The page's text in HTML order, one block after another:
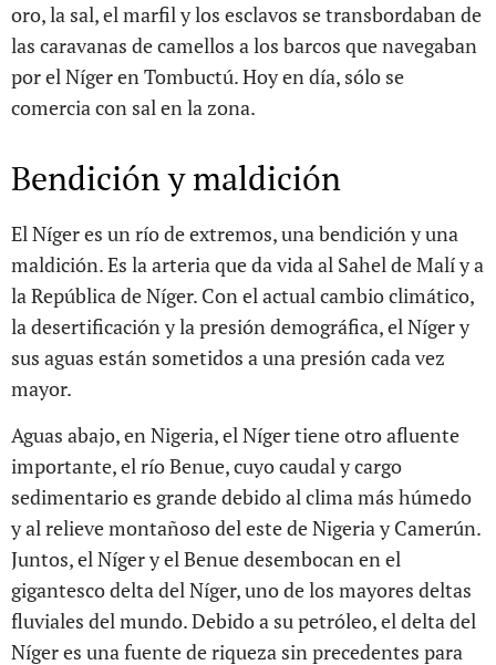
oro, la sal, el marfil y los esclavos se transbordaban de
las caravanas de camellos a los barcos que navegaban
por el Níger en Tombuctú. Hoy en día, sólo se
comercia con sal en la zona.
Bendición y maldición
El Níger es un río de extremos, una bendición y una
maldición. Es la arteria que da vida al Sahel de Malí y a
la República de Níger. Con el actual cambio climático,
la desertificación y la presión demográfica, el Níger y
sus aguas están sometidos a una presión cada vez
mayor.
Aguas abajo, en Nigeria, el Níger tiene otro afluente
importante, el río Benue, cuyo caudal y cargo
sedimentario es grande debido al clima más húmedo
y al relieve montañoso del este de Nigeria y Camerún.
Juntos, el Níger y el Benue desembocan en el
gigantesco delta del Níger, uno de los mayores deltas
fluviales del mundo. Debido a su petróleo, el delta del
Níger es una fuente de riqueza sin precedentes para